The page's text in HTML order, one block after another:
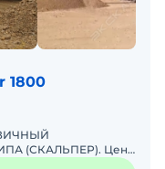
1800
(СКАЛЬПЕР). Цена
Способ